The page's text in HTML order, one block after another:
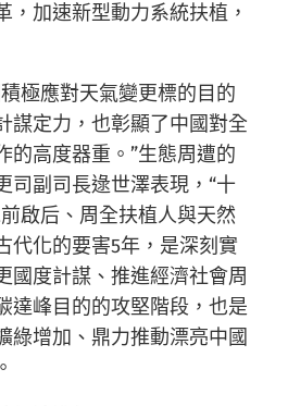
，加速新型動力系統扶植，
極應對天氣變更標的目的
謀定力，也彰顯了中國對全
的高度器重。”生態周遭的
司副司長逯世澤表現，“十
啟后、周全扶植人與天然
代化的要害5年，是深刻實
國度計謀、推進經濟社會周
達峰目的的攻堅階段，也是
綠增加、鼎力推動漂亮中國